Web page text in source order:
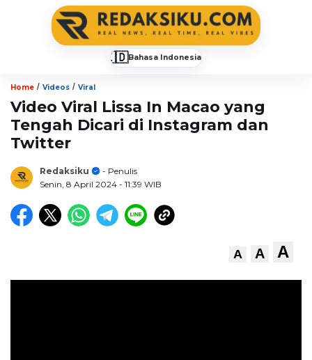
🇮🇩Bahasa Indonesia
Home / Videos / Viral
Video Viral Lissa In Macao yang
Tengah Dicari di Instagram dan
Twitter
Redaksiku
- Penulis
Senin, 8 April 2024 - 11:39 WIB
A A A